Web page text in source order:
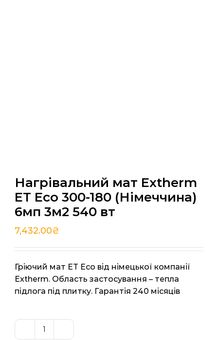
Нагрівальний мат Extherm
ET Eco 300-180 (Німеччина)
6мп 3м2 540 вт
7,432.00₴
Гріючий мат ET Eco від німецької компанії
Extherm. Область застосування – тепла
підлога під плитку. Гарантія 240 місяців
Нагрівальний